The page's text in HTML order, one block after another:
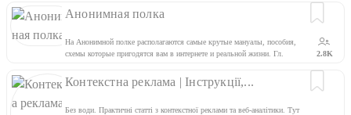
Анонимная полка
На Анонимной полке располагаются самые крутые мануалы, пособия,
схемы которые пригодятся вам в интернете и реальной жизни. Гл.
2.8K
Контекстна реклама | Інструкції,...
Без води. Практичні статті з контекстної реклами та веб-аналітики. Тут